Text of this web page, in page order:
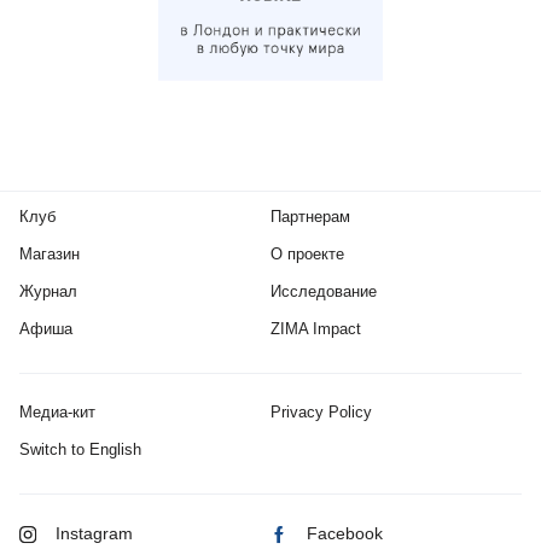
Клуб
Магазин
Журнал
Афиша
Партнерам
О проекте
Исследование
ZIMA Impact
Медиа-кит Privacy Policy
Switch to English
Instagram Facebook